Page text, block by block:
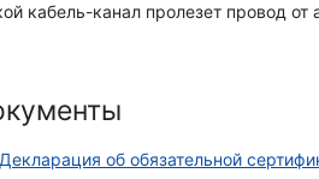
кабель-канал пролезет провод от
Декларация об обязательной